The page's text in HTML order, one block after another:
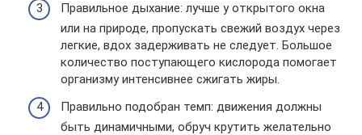
Правильное дыхание: лучше у открытого окна
или на природе, пропускать свежий воздух через
легкие, вдох задерживать не следует. Большое
количество поступающего кислорода помогает
организму интенсивнее сжигать жиры.
Правильно подобран темп: движения должны
быть динамичными, обруч крутить желательно